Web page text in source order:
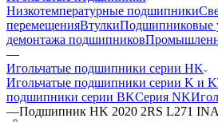
Низкотемпературные подшипники
перемещенияВтулкиПодшипниковые
демонтажа подшипников
—
Игольчатые подшипники серии HK
Игольчатые подшипники серии K и
подшипники серии BKСерия NK
—Подшипник HK 2020 2RS L271 INA